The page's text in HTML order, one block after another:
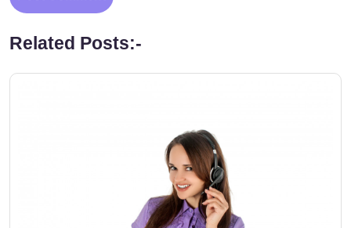
Related Posts:-